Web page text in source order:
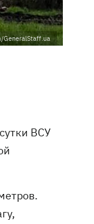
GeneralStaff.ua
ВСУ